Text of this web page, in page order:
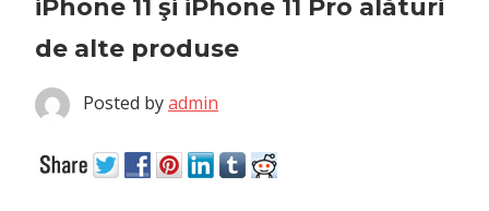
iPhone 11 şi iPhone 11 Pro alături
de alte produse
Posted byadmin